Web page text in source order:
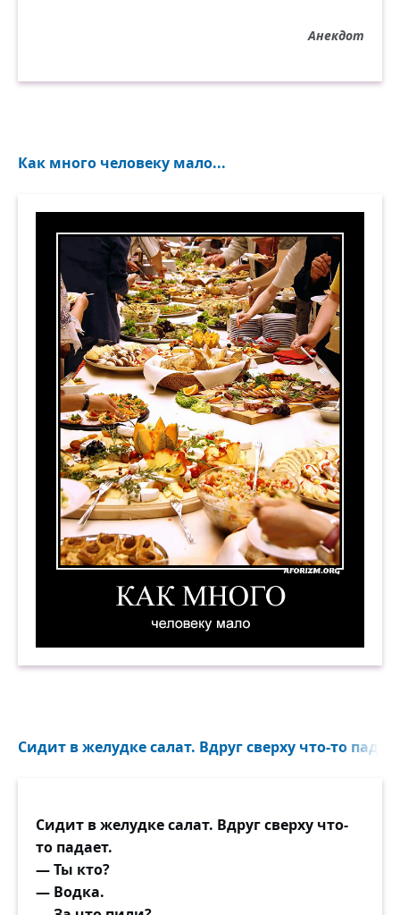
Анекдот
Как много человеку мало...
Сидит в желудке салат. Вдруг сверху что-то
Сидит в желудке салат. Вдруг сверху что-
то падает.
— Ты кто?
— Водка.